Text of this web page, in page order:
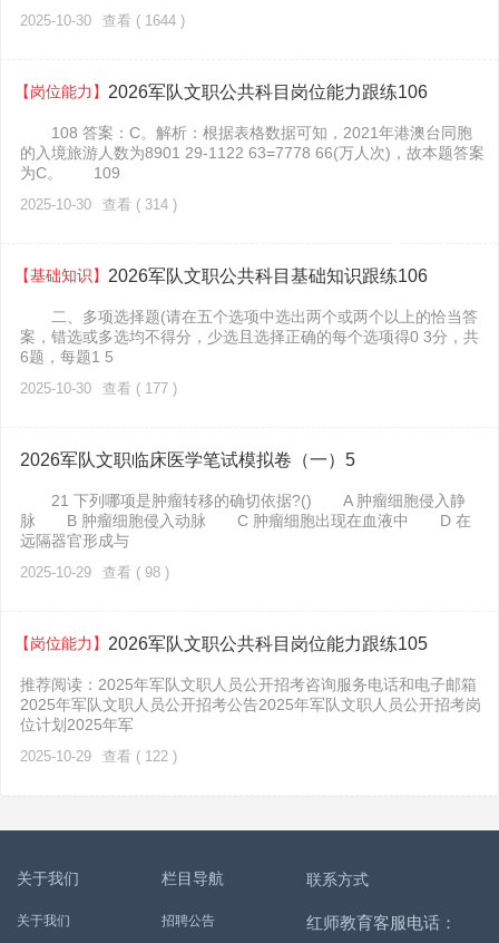
2025-10-30 查看 ( 1644 )
【岗位能力】 2026军队文职公共科目岗位能力跟练106
108 答案：C。解析：根据表格数据可知，2021年港澳台同胞
的入境旅游人数为8901 29-1122 63=7778 66(万人次)，故本题答案
为C。 109
2025-10-30 查看 ( 314 )
【基础知识】 2026军队文职公共科目基础知识跟练106
二、多项选择题(请在五个选项中选出两个或两个以上的恰当答
案，错选或多选均不得分，少选且选择正确的每个选项得0 3分，共
6题，每题1 5
2025-10-30 查看 ( 177 )
2026军队文职临床医学笔试模拟卷（一）5
21 下列哪项是肿瘤转移的确切依据?() A 肿瘤细胞侵入静
脉 B 肿瘤细胞侵入动脉 C 肿瘤细胞出现在血液中 D 在
远隔器官形成与
2025-10-29 查看 ( 98 )
【岗位能力】 2026军队文职公共科目岗位能力跟练105
推荐阅读：2025年军队文职人员公开招考咨询服务电话和电子邮箱
2025年军队文职人员公开招考公告2025年军队文职人员公开招考岗
位计划2025年军
2025-10-29 查看 ( 122 )
关于我们
关于我们
栏目导航
招聘公告
联系方式
红师教育客服电话：